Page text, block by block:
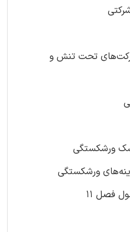
شرکت‌های تحت تنش و